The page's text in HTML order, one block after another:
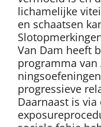
lichamelijke
en schaatsen
Van Dam heeft
programma van
progressieve
Daarnaast is